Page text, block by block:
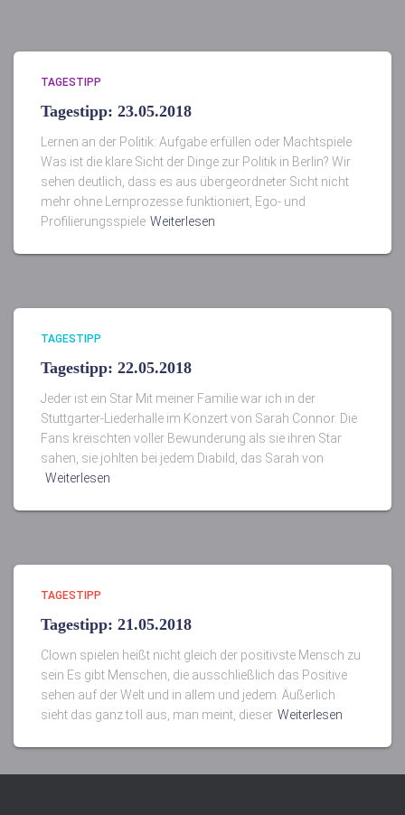
TAGESTIPP
Tagestipp: 23.05.2018
Lernen an der Politik: Aufgabe erfüllen oder Machtspiele
Was ist die klare Sicht der Dinge zur Politik in Berlin? Wir
sehen deutlich, dass es aus übergeordneter Sicht nicht
mehr ohne Lernprozesse funktioniert, Ego- und
Profilierungsspiele Weiterlesen
TAGESTIPP
Tagestipp: 22.05.2018
Jeder ist ein Star Mit meiner Familie war ich in der
Stuttgarter-Liederhalle im Konzert von Sarah Connor. Die
Fans kreischten voller Bewunderung als sie ihren Star
sahen, sie johlten bei jedem Diabild, das Sarah von
Weiterlesen
TAGESTIPP
Tagestipp: 21.05.2018
Clown spielen heißt nicht gleich der positivste Mensch zu
sein Es gibt Menschen, die ausschließlich das Positive
sehen auf der Welt und in allem und jedem. Äußerlich
sieht das ganz toll aus, man meint, dieser Weiterlesen